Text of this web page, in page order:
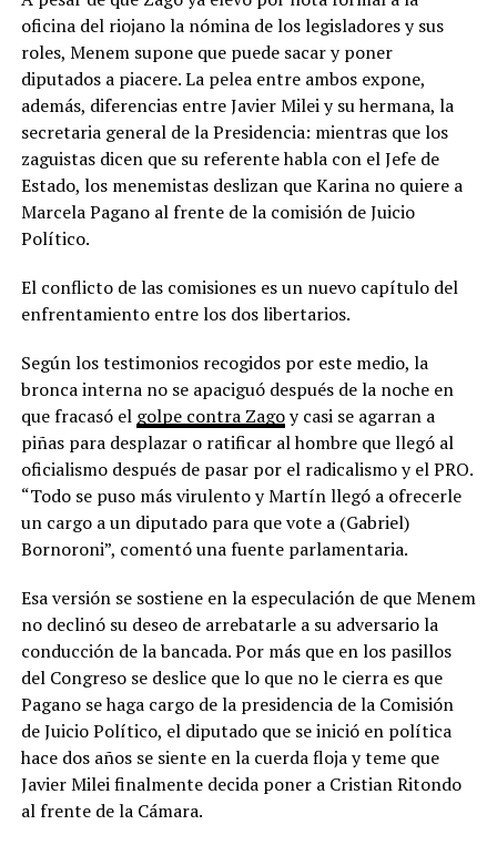
oficina del riojano la nómina de los legisladores y sus
roles, Menem supone que puede sacar y poner
diputados a piacere. La pelea entre ambos expone,
además, diferencias entre Javier Milei y su hermana, la
secretaria general de la Presidencia: mientras que los
zaguistas dicen que su referente habla con el Jefe de
Estado, los menemistas deslizan que Karina no quiere a
Marcela Pagano al frente de la comisión de Juicio
Político.
El conflicto de las comisiones es un nuevo capítulo del
enfrentamiento entre los dos libertarios.
Según los testimonios recogidos por este medio, la
bronca interna no se apaciguó después de la noche en
que fracasó el golpe contra Zagoy casi se agarran a
piñas para desplazar o ratificar al hombre que llegó al
oficialismo después de pasar por el radicalismo y el PRO.
“Todo se puso más virulento y Martín llegó a ofrecerle
un cargo a un diputado para que vote a (Gabriel)
Bornoroni”, comentó una fuente parlamentaria.
Esa versión se sostiene en la especulación de que Menem
no declinó su deseo de arrebatarle a su adversario la
conducción de la bancada. Por más que en los pasillos
del Congreso se deslice que lo que no le cierra es que
Pagano se haga cargo de la presidencia de la Comisión
de Juicio Político, el diputado que se inició en política
hace dos años se siente en la cuerda floja y teme que
Javier Milei finalmente decida poner a Cristian Ritondo
al frente de la Cámara.